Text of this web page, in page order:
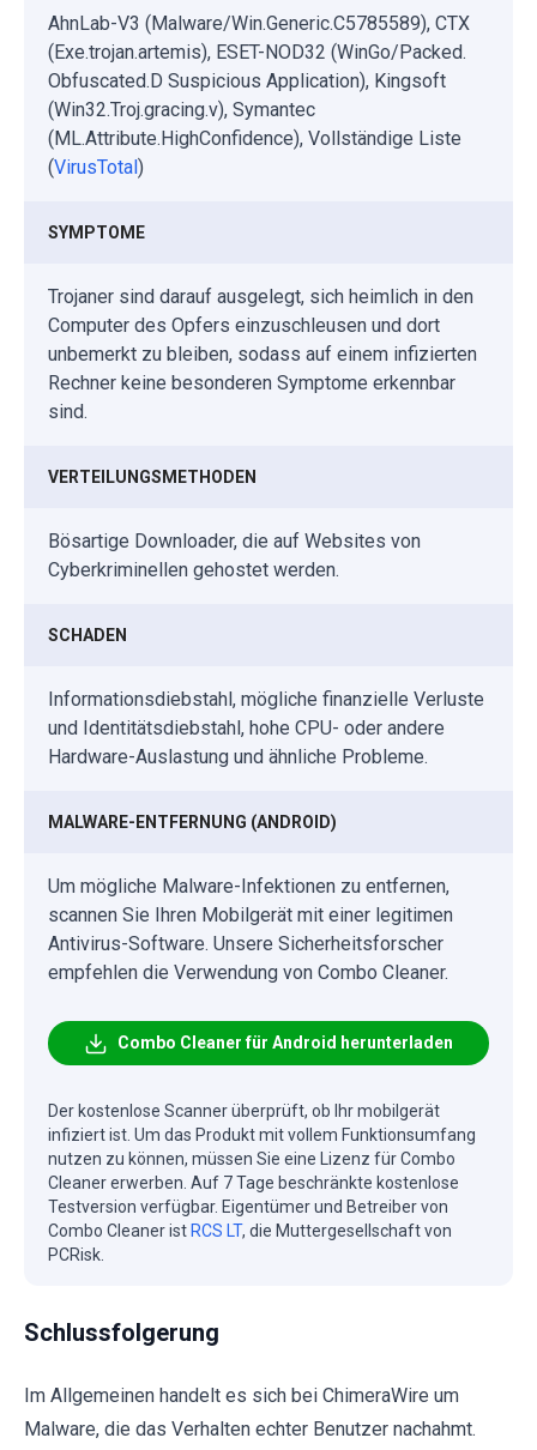
AhnLab-V3 (Malware/Win.Generic.C5785589), CTX
(Exe.trojan.artemis), ESET-NOD32 (WinGo/Packed.
Obfuscated.D Suspicious Application), Kingsoft
(Win32.Troj.gracing.v), Symantec
(ML.Attribute.HighConfidence), Vollständige Liste
(VirusTotal )
SYMPTOME
Trojaner sind darauf ausgelegt, sich heimlich in den
Computer des Opfers einzuschleusen und dort
unbemerkt zu bleiben, sodass auf einem infizierten
Rechner keine besonderen Symptome erkennbar
sind.
VERTEILUNGSMETHODEN
Bösartige Downloader, die auf Websites von
Cyberkriminellen gehostet werden.
SCHADEN
Informationsdiebstahl, mögliche finanzielle Verluste
und Identitätsdiebstahl, hohe CPU- oder andere
Hardware-Auslastung und ähnliche Probleme.
MALWARE-ENTFERNUNG (ANDROID)
Um mögliche Malware-Infektionen zu entfernen,
scannen Sie Ihren Mobilgerät mit einer legitimen
Antivirus-Software. Unsere Sicherheitsforscher
empfehlen die Verwendung von Combo Cleaner.
Combo Cleaner für Android herunterladen
Der kostenlose Scanner überprüft, ob Ihr mobilgerät
infiziert ist. Um das Produkt mit vollem Funktionsumfang
nutzen zu können, müssen Sie eine Lizenz für Combo
Cleaner erwerben. Auf 7 Tage beschränkte kostenlose
Testversion verfügbar. Eigentümer und Betreiber von
Combo Cleaner ist RCS LT, die Muttergesellschaft von
PCRisk.
Schlussfolgerung
Im Allgemeinen handelt es sich bei ChimeraWire um
Malware, die das Verhalten echter Benutzer nachahmt.